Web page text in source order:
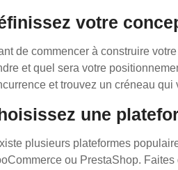
votre
de commencer à construire
et quel sera votre
et trouvez un créneau qui
une
plusieurs plateformes
ou PrestaShop.